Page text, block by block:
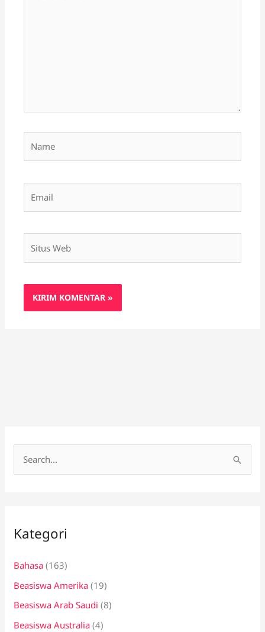
Web
u
t
u
k
:
Kategori
Bahasa (163)
Beasiswa Amerika (19)
Beasiswa Arab Saudi (8)
Beasiswa Australia (4)